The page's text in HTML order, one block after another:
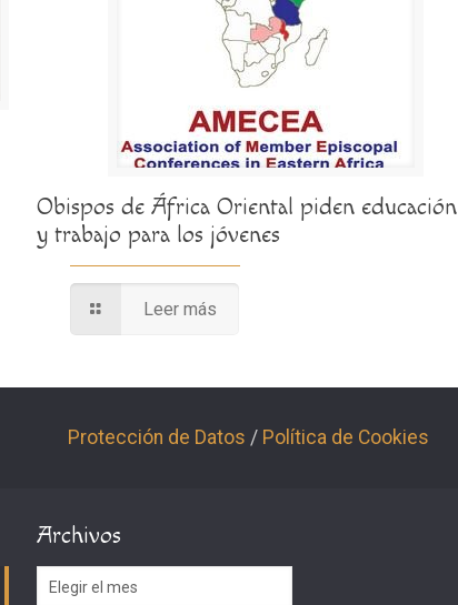
Obispos de África Oriental piden educación
y trabajo para los jóvenes
Leer más
Protección de Datos / Política de Cookies
Archivos
Archivos